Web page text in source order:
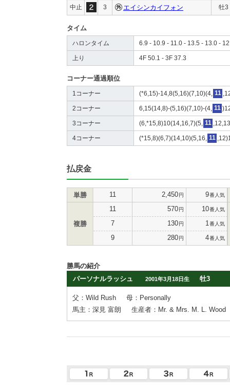
中止 3 エイシンカイフォン 牡3
タイム
ハロンタイム 6.9 - 10.9 - 11.0 - 13.5 - 13.0 -
上り 4F 50.1 - 3F 37.3
コーナー通過順位
1コーナー (*6,15)-14,8(5,16)(7,10)(4, 11
2コーナー 6,15(14,8)-(5,16)(7,10)-(4, 11
3コーナー (6,*15,8)10(14,16,7)(5, 11
4コーナー (*15,8)(6,7)(14,10)(5,16, 11
払戻金
単勝 11 2,450円 9番人気
複勝
11 570円 10番人気
7 130円 1 番人気
9 280円 4番人気
勝馬の紹介
パーソナルラッシュ
2001年3月18日生 牡3
父：Wild Rush
母：Personally
馬主：深見 富朗
生産者：Mr. & Mrs. M. L. Wood